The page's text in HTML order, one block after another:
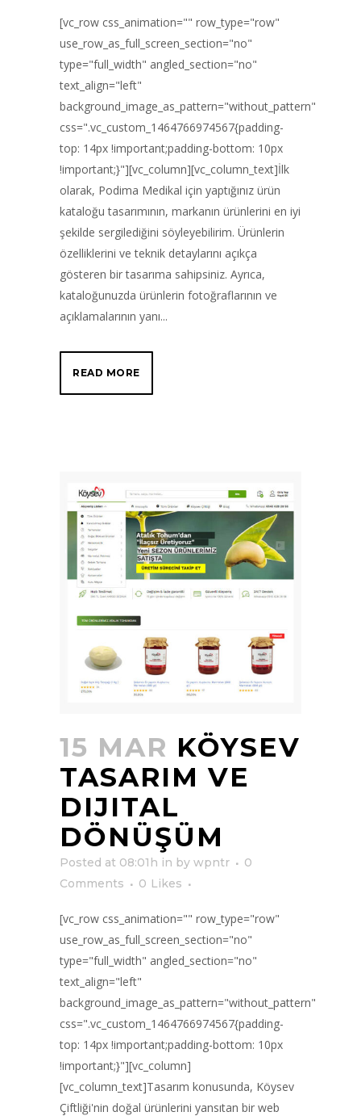
[vc_row css_animation="" row_type="row"
use_row_as_full_screen_section="no"
type="full_width" angled_section="no"
text_align="left"
background_image_as_pattern="without_pattern"
css=".vc_custom_1464766974567{padding-
top: 14px !important;padding-bottom: 10px
!important;}"][vc_column][vc_column_text]İlk
olarak, Podima Medikal için yaptığınız ürün
kataloğu tasarımının, markanın ürünlerini en iyi
şekilde sergilediğini söyleyebilirim. Ürünlerin
özelliklerini ve teknik detaylarını açıkça
gösteren bir tasarıma sahipsiniz. Ayrıca,
kataloğunuzda ürünlerin fotoğraflarının ve
açıklamalarının yanı...
READ MORE
15 MAR KÖYSEV
TASARIM VE
DIJITAL
DÖNÜŞÜM
Posted at 08:01h in by wpntr
0
Comments
0 Likes
[vc_row css_animation="" row_type="row"
use_row_as_full_screen_section="no"
type="full_width" angled_section="no"
text_align="left"
background_image_as_pattern="without_pattern"
css=".vc_custom_1464766974567{padding-
top: 14px !important;padding-bottom: 10px
!important;}"][vc_column]
[vc_column_text]Tasarım konusunda, Köysev
Çiftliği'nin doğal ürünlerini yansıtan bir web